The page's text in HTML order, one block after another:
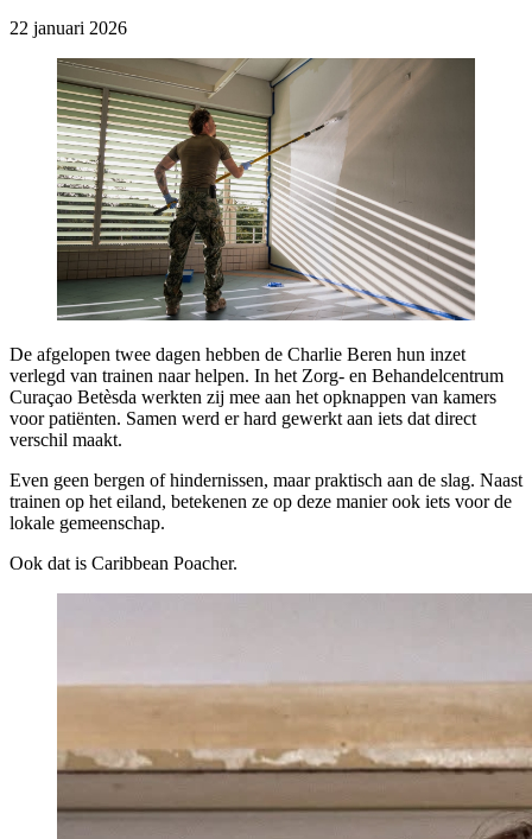
22 januari 2026
De afgelopen twee dagen hebben de Charlie Beren hun inzet
verlegd van trainen naar helpen. In het Zorg- en Behandelcentrum
Curaçao Betèsda werkten zij mee aan het opknappen van kamers
voor patiënten. Samen werd er hard gewerkt aan iets dat direct
verschil maakt.
Even geen bergen of hindernissen, maar praktisch aan de slag. Naast
trainen op het eiland, betekenen ze op deze manier ook iets voor de
lokale gemeenschap.
Ook dat is Caribbean Poacher.